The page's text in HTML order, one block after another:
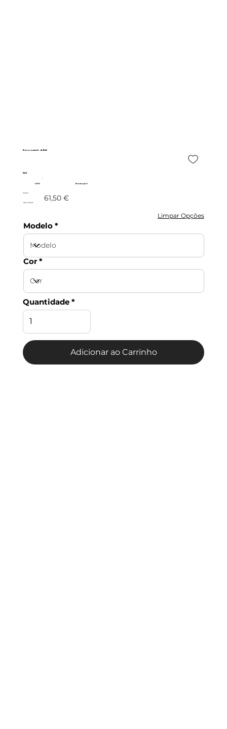
Monocomando de Bidé
DAV
Promoção!
- 20%
49,20 € 61,50 €
c/IVA incluído
Limpar Opções
Modelo
Cor
Quantidade
Adicionar ao Carrinho